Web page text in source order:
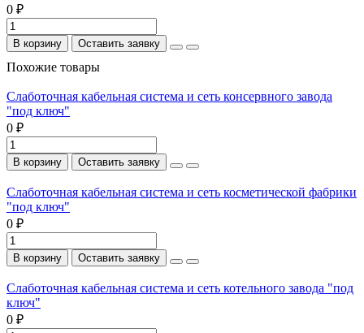
0 ₽
В корзину Оставить заявку
Похожие товары
Слаботочная кабельная система и сеть консервного завода
"под ключ"
0 ₽
В корзину Оставить заявку
Слаботочная кабельная система и сеть косметической фабрики
"под ключ"
0 ₽
В корзину Оставить заявку
Слаботочная кабельная система и сеть котельного завода "под
ключ"
0 ₽